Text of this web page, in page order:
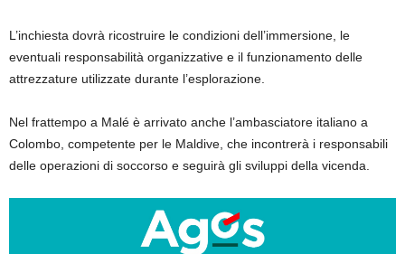
L’inchiesta dovrà ricostruire le condizioni dell’immersione, le
eventuali responsabilità organizzative e il funzionamento delle
attrezzature utilizzate durante l’esplorazione.
Nel frattempo a Malé è arrivato anche l’ambasciatore italiano a
Colombo, competente per le Maldive, che incontrerà i responsabili
delle operazioni di soccorso e seguirà gli sviluppi della vicenda.